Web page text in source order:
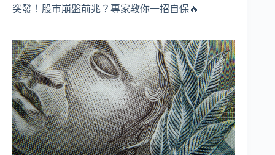
突發！股市崩盤前兆？專家教你一招自保🔥